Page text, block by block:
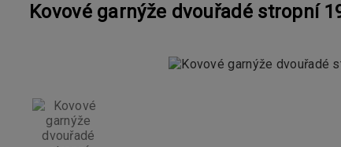
Kovové garnýže dvouřadé stropní